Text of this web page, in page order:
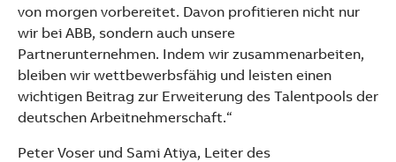
von morgen vorbereitet. Davon profitieren nicht nur
wir bei ABB, sondern auch unsere
Partnerunternehmen. Indem wir zusammenarbeiten,
bleiben wir wettbewerbsfähig und leisten einen
wichtigen Beitrag zur Erweiterung des Talentpools der
deutschen Arbeitnehmerschaft.“
Peter Voser und Sami Atiya, Leiter des